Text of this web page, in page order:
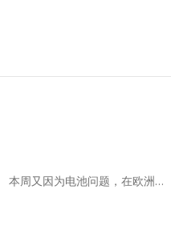
本周又因为电池问题，在欧洲…